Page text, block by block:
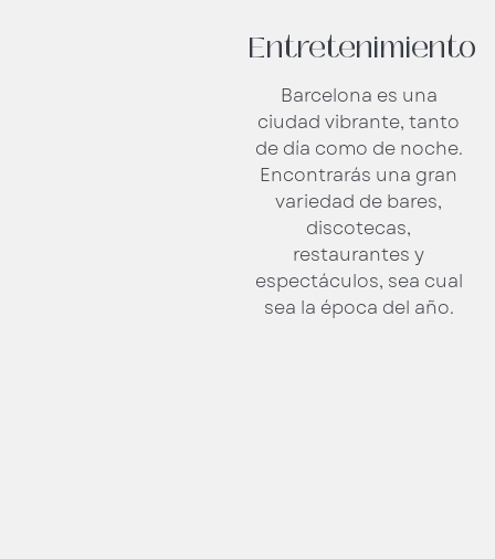
Entretenimiento
Barcelona es una
ciudad vibrante, tanto
de día como de noche.
Encontrarás una gran
variedad de bares,
discotecas,
restaurantes y
espectáculos, sea cual
sea la época del año.